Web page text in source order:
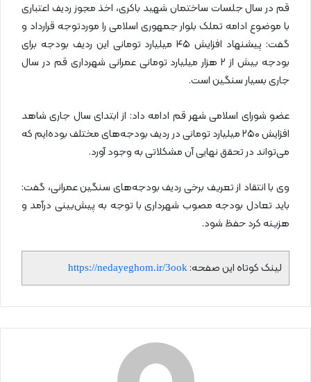
قم در سال جلسات ساختمان شهید باکری، اخذ مجوز ردیف اعتباری
با موضوع ادامه تملک بلوار جمهوری اسلامی را موردتوجه قرارداد و
گفت: پیشنهاد افزایش ۴۵ میلیارد تومانی این ردیف بودجه برای
بودجه بیش از ۲ هزار میلیارد تومانی عمرانی شهرداری قم در سال
جاری بسیار سنگین است.
عضو شورای اسلامی شهر قم ادامه داد: از ابتدای سال جاری شاهد
افزایش ۲۵۰ میلیارد تومانی در ردیف بودجه‌های مختلف بوده‌ایم که
می‌تواند در تحقق نهایی آن مشکلاتی به وجود آورد.
وی با انتقاد از تعریف برخی ردیف بودجه‌های سنگین عمرانی، گفت:
باید تعادل بودجه مصوب شهرداری با توجه به پیش‌بینی درآمد و
هزینه کرد حفظ شود.
لینک کوتاه این صفحه: https://nedayeghom.ir/3ook